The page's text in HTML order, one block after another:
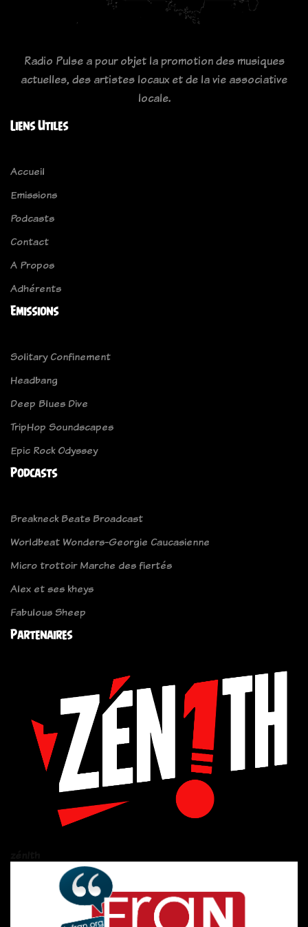
Radio Pulse a pour objet la promotion des musiques
actuelles, des artistes locaux et de la vie associative
locale.
Liens Utiles
Accueil
Emissions
Podcasts
Contact
A Propos
Adhérents
Emissions
Solitary Confinement
Headbang
Deep Blues Dive
TripHop Soundscapes
Epic Rock Odyssey
Podcasts
Breakneck Beats Broadcast
Worldbeat Wonders-Georgie Caucasienne
Micro trottoir Marche des fiertés
Alex et ses kheys
Fabulous Sheep
Partenaires